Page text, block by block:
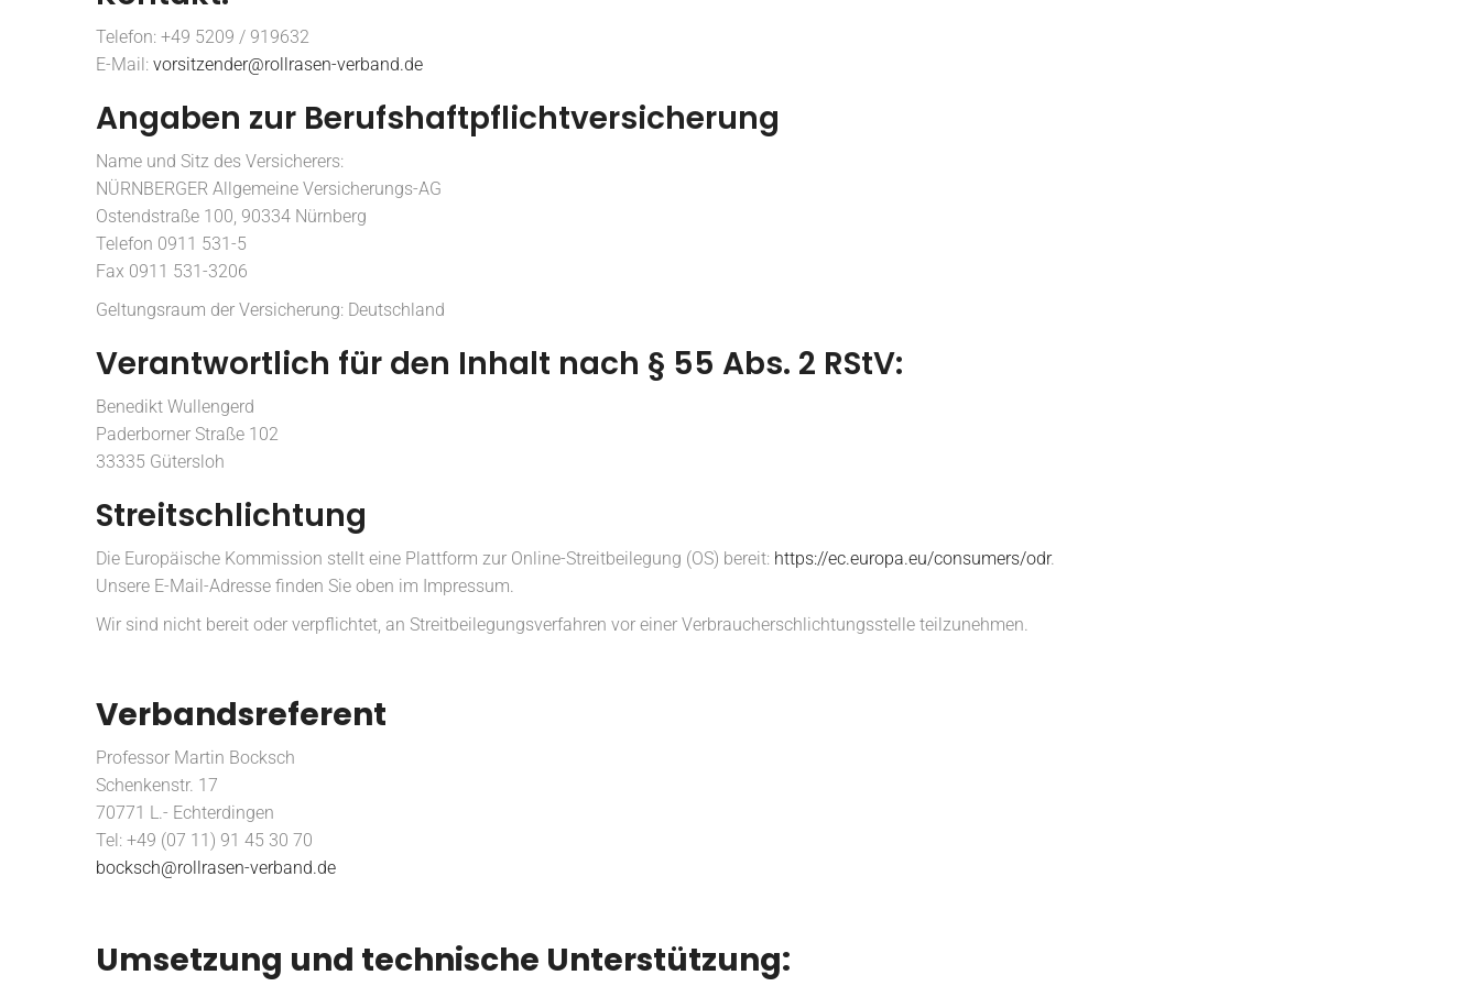
Telefon: +49 5209 / 919632
E-Mail: vorsitzender@rollrasen-verband.de
Angaben zur Berufshaftpflichtversicherung
Name und Sitz des Versicherers:
NÜRNBERGER Allgemeine Versicherungs-AG
Ostendstraße 100, 90334 Nürnberg
Telefon 0911 531-5
Fax 0911 531-3206
Geltungsraum der Versicherung: Deutschland
Verantwortlich für den Inhalt nach § 55 Abs. 2 RStV:
Benedikt Wullengerd
Paderborner Straße 102
33335 Gütersloh
Streitschlichtung
Die Europäische Kommission stellt eine Plattform zur Online-Streitbeilegung (OS) bereit: https://ec.europa.eu/consumers/odr.
Unsere E-Mail-Adresse finden Sie oben im Impressum.
Wir sind nicht bereit oder verpflichtet, an Streitbeilegungsverfahren vor einer Verbraucherschlichtungsstelle teilzunehmen.
Verbandsreferent
Professor Martin Bocksch
Schenkenstr. 17
70771 L.- Echterdingen
Tel: +49 (07 11) 91 45 30 70
bocksch@rollrasen-verband.de
Umsetzung und technische Unterstützung: